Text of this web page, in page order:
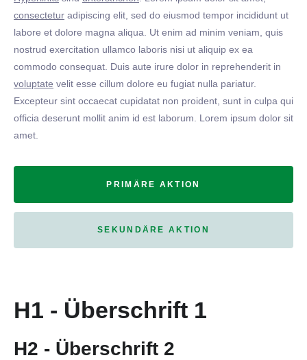
consectetur adipiscing elit, sed do eiusmod tempor incididunt ut
labore et dolore magna aliqua. Ut enim ad minim veniam, quis
nostrud exercitation ullamco laboris nisi ut aliquip ex ea
commodo consequat. Duis aute irure dolor in reprehenderit in
voluptate velit esse cillum dolore eu fugiat nulla pariatur.
Excepteur sint occaecat cupidatat non proident, sunt in culpa qui
officia deserunt mollit anim id est laborum. Lorem ipsum dolor sit
amet.
PRIMÄRE AKTION
SEKUNDÄRE AKTION
H1 - Überschrift 1
H2 - Überschrift 2